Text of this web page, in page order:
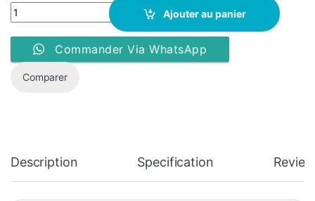
Bestway - Bouée Pour Enfant- 36239 - Vert quantity
Ajouter au panier
Commander Via WhatsApp
Comparer
Description Specification